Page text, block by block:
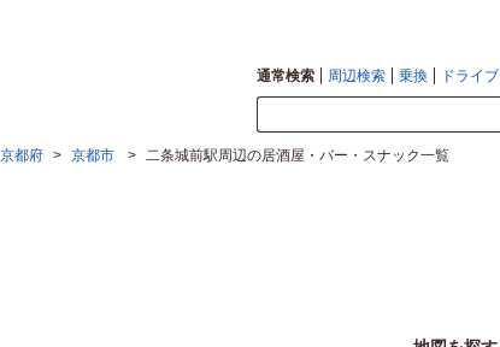
通常検索 周辺検索 乗換 ドライブ
京都府 > 京都市 > 二条城前駅周辺の居酒屋・バー・スナック一覧